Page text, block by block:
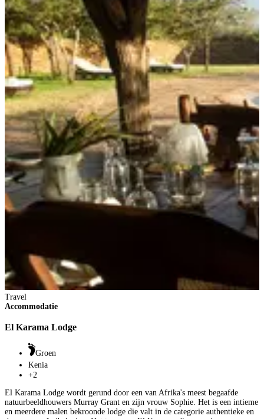
Travel
Accommodatie
El Karama Lodge
Groen
Kenia
+2
El Karama Lodge wordt gerund door een van Afrika's meest begaafde
natuurbeeldhouwers Murray Grant en zijn vrouw Sophie. Het is een intieme
en meerdere malen bekroonde lodge die valt in de categorie authentieke en